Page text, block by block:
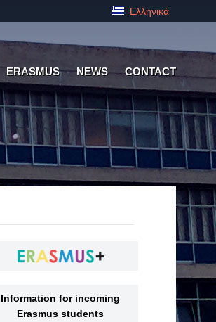
Ελληνικά
ERASMUS NEWS CONTACT
Information for incoming
Erasmus students